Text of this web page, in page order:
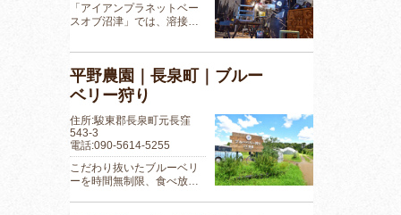
「アイアンプラネットベー
スオブ沼津」では、溶接…
平野農園｜長泉町｜ブルー
ベリー狩り
住所:駿東郡長泉町元長窪
543-3
電話:090-5614-5255
こだわり抜いたブルーベリ
ーを時間無制限、食べ放…